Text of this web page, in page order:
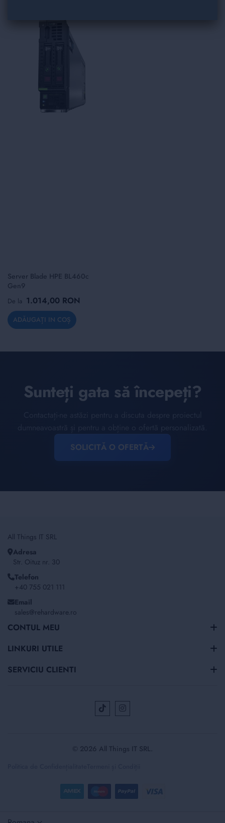
Server Blade HPE BL460c
Gen9
De la 1.014,00 RON
ADĂUGAȚI IN COȘ
Sunteți gata să începeți?
SOLICITĂ O OFERTĂ
All Things IT SRL
Adresa
Str. Oituz nr. 30
Telefon
+40 755 021 111
Email
sales@rehardware.ro
CONTUL MEU
LINKURI UTILE
SERVICIU CLIENTI
© 2026 All Things IT SRL.